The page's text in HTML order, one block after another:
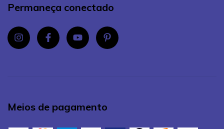
Permaneça conectado
Meios de pagamento